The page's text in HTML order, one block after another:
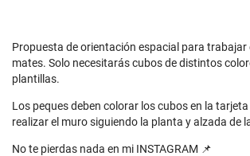
Propuesta de orientación espacial para trabajar
mates. Solo necesitarás cubos de distintos
plantillas.
Los peques deben colorar los cubos en la
realizar el muro siguiendo la planta y alzada de
No te pierdas nada en mi INSTAGRAM 📌